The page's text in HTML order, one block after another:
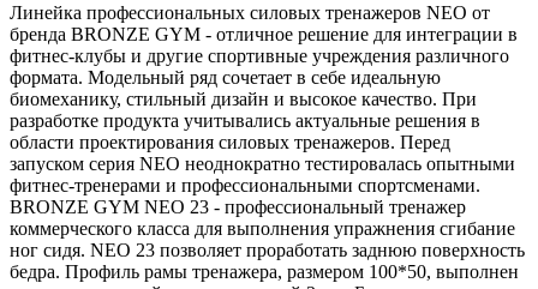
Линейка профессиональных силовых тренажеров NEO от
бренда BRONZE GYM - отличное решение для интеграции в
фитнес-клубы и другие спортивные учреждения различного
формата. Модельный ряд сочетает в себе идеальную
биомеханику, стильный дизайн и высокое качество. При
разработке продукта учитывались актуальные решения в
области проектирования силовых тренажеров. Перед
запуском серия NEO неоднократно тестировалась опытными
фитнес-тренерами и профессиональными спортсменами.
BRONZE GYM NEO 23 - профессиональный тренажер
коммерческого класса для выполнения упражнения сгибание
ног сидя. NEO 23 позволяет проработать заднюю поверхность
бедра. Профиль рамы тренажера, размером 100*50, выполнен